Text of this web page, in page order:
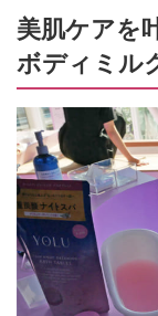
美肌ケアを
ボディミル